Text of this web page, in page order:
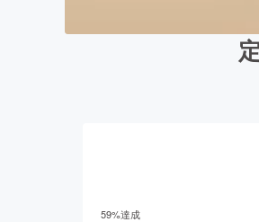
59%達成